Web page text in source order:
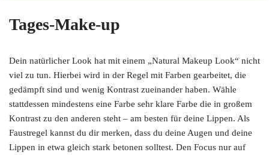
Tages-Make-up
Dein natürlicher Look hat mit einem „Natural Makeup Look“ nicht
viel zu tun. Hierbei wird in der Regel mit Farben gearbeitet, die
gedämpft sind und wenig Kontrast zueinander haben. Wähle
stattdessen mindestens eine Farbe sehr klare Farbe die in großem
Kontrast zu den anderen steht – am besten für deine Lippen. Als
Faustregel kannst du dir merken, dass du deine Augen und deine
Lippen in etwa gleich stark betonen solltest. Den Focus nur auf